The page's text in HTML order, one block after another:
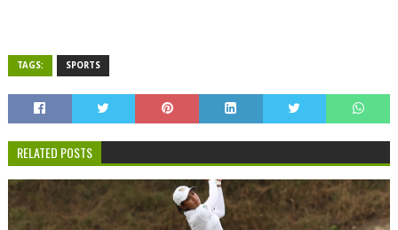
TAGS: SPORTS
RELATED POSTS